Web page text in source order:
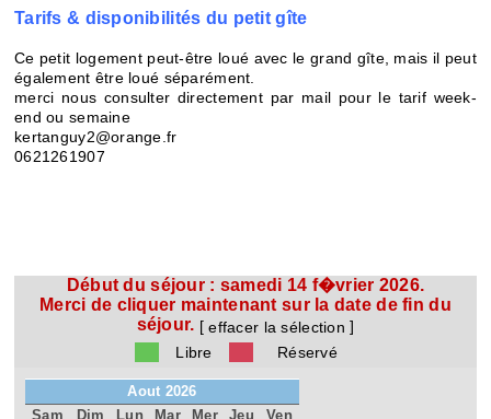
Tarifs & disponibilités du petit gîte
Ce petit logement peut-être loué avec le grand gîte, mais il peut
également être loué séparément.
merci nous consulter directement par mail pour le tarif week-
end ou semaine
kertanguy2@orange.fr
0621261907
Début du séjour : samedi 14 f�vrier 2026.
Merci de cliquer maintenant sur la date de fin du
séjour. [effacer la sélection ]
Libre
Réservé
Aout 2026
Sam
Dim Lun Mar Mer Jeu Ven